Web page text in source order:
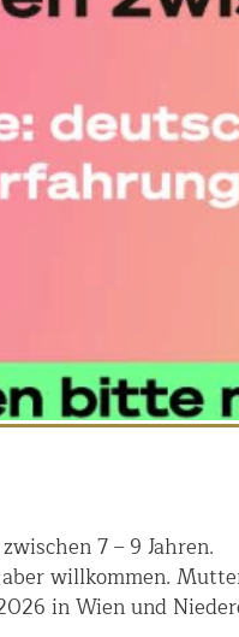
7 – 9 Jahren.
willkommen.
in Wien und